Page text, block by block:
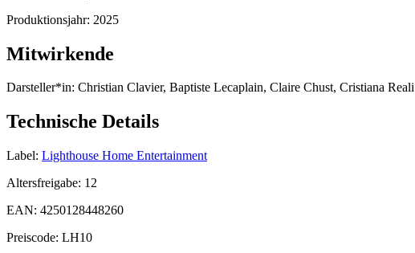
Produktionsjahr: 2025
Mitwirkende
Darsteller*in: Christian Clavier, Baptiste Lecaplain, Claire Chust, Cristiana Reali
Technische Details
Label: Lighthouse Home Entertainment
Altersfreigabe: 12
EAN: 4250128448260
Preiscode: LH10